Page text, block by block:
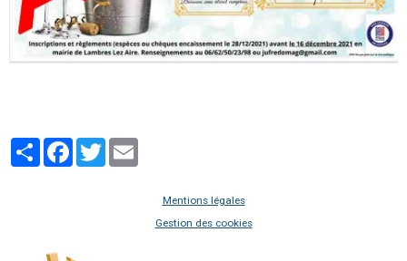
PartagerFacebook
Twitter
Mentions légales
Gestion des cookies